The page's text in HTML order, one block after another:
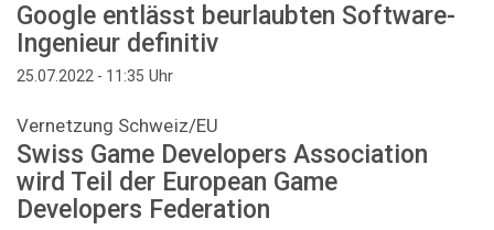
Google entlässt beurlaubten Software-
Ingenieur definitiv
25.07.2022 - 11:35 Uhr
Vernetzung Schweiz/EU
Swiss Game Developers Association
wird Teil der European Game
Developers Federation